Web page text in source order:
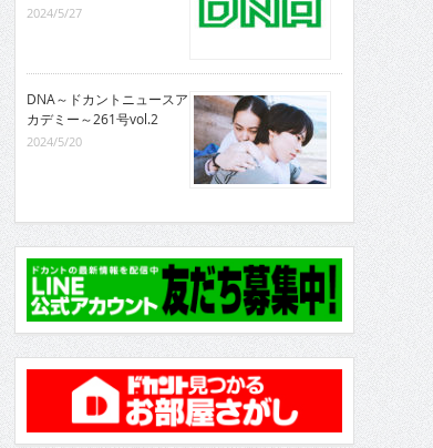
2024/5/27
DNA～ドカントニュースア
カデミー～261号vol.2
2024/5/20